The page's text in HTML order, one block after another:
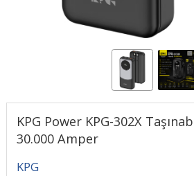
KPG Power KPG-302X
30.000 Amper
KPG